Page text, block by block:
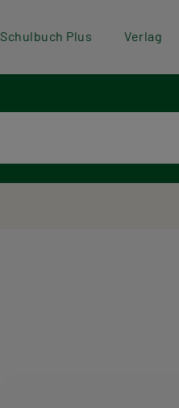
Schulbuch Plus Verlag